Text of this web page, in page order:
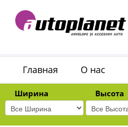
Главная О нас
Ширина Высота